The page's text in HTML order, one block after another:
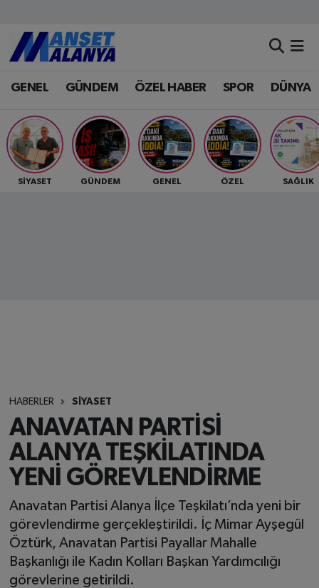
GENEL GÜNDEM ÖZEL HABER SPOR DÜNYA
SİYASET GÜNDEM GENEL ÖZEL SAĞLIK
HABERLER SİYASET
ANAVATAN PARTİSİ
ALANYA TEŞKİLATINDA
YENİ GÖREVLENDİRME
Anavatan Partisi Alanya İlçe Teşkilatı’nda yeni bir
görevlendirme gerçekleştirildi. İç Mimar Ayşegül
Öztürk, Anavatan Partisi Payallar Mahalle
Başkanlığı ile Kadın Kolları Başkan Yardımcılığı
görevlerine getirildi.
Antalya Nöbetçi Eczaneler
Antalya Hava Durumu
Antalya Namaz Vakitleri
Antalya Trafik Yoğunluk Haritası